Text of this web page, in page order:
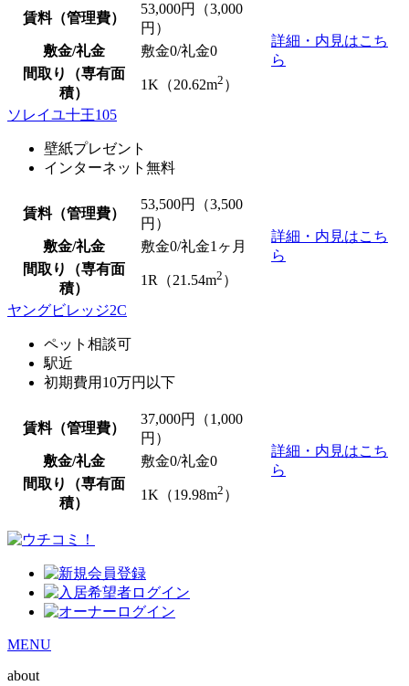
賃料（管理費）
53,000円（3,000
円）
詳細・内見はこち
ら
敷金/礼金 敷金0/礼金0
間取り（専有面
積）
1K（20.62m2 ）
ソレイユ十王105
壁紙プレゼント
インターネット無料
賃料（管理費）
53,500円（3,500
円）
詳細・内見はこち
ら
敷金/礼金 敷金0/礼金1ヶ月
間取り（専有面
積）
1R（21.54m2 ）
ヤングビレッジ2C
ペット相談可
駅近
初期費用10万円以下
賃料（管理費）
37,000円（1,000
円）
詳細・内見はこち
ら
敷金/礼金 敷金0/礼金0
間取り（専有面
積）
1K（19.98m2 ）
MENU
about